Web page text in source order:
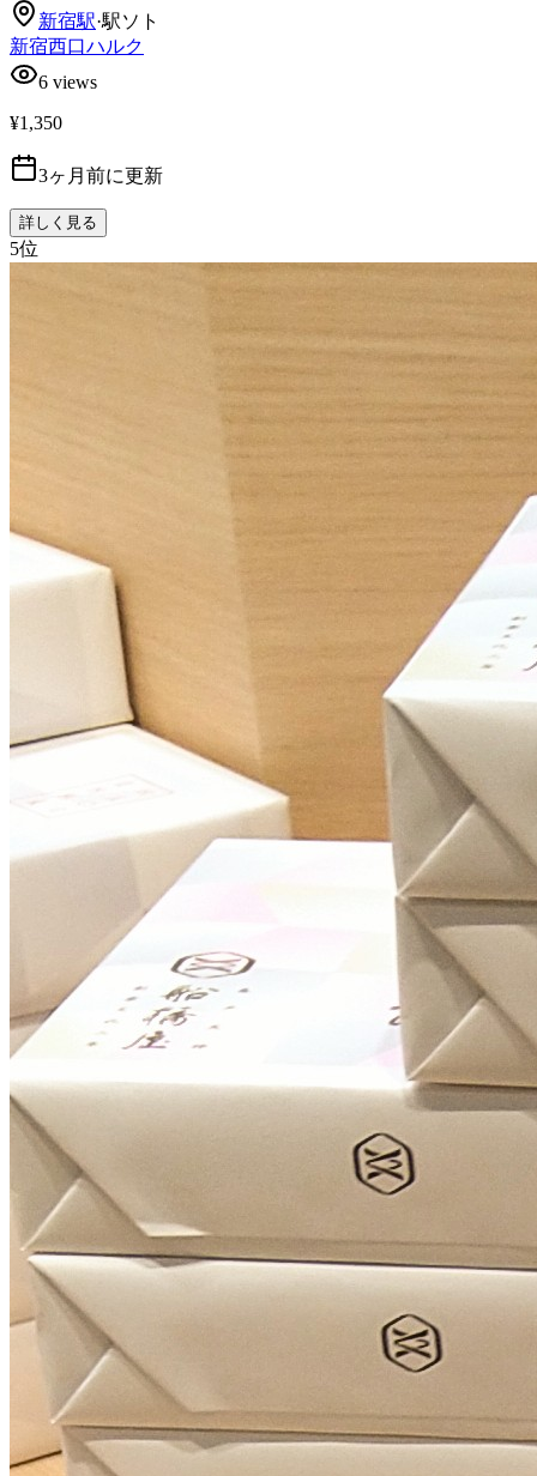
新宿駅·駅ソト
新宿西口ハルク
6 views
¥1,350
3ヶ月前に更新
詳しく見る
5位